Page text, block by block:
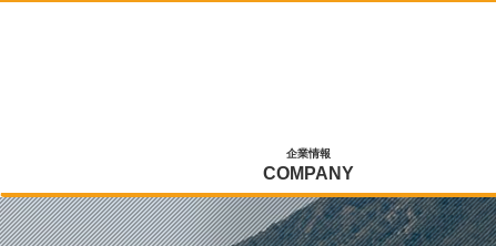
企業情報
COMPANY